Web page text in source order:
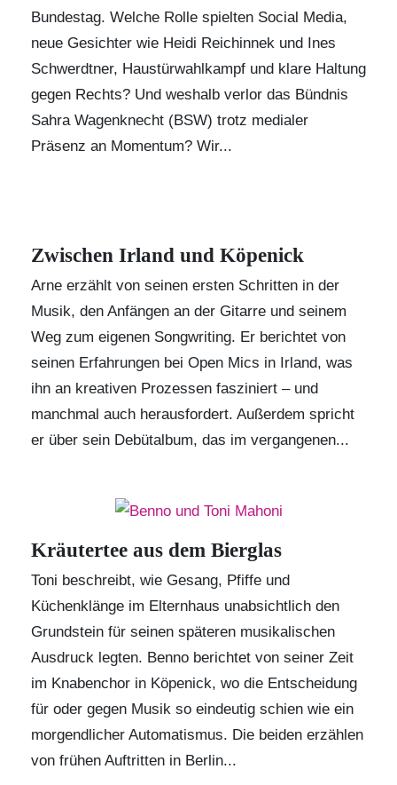
Bundestag. Welche Rolle spielten Social Media,
neue Gesichter wie Heidi Reichinnek und Ines
Schwerdtner, Haustürwahlkampf und klare Haltung
gegen Rechts? Und weshalb verlor das Bündnis
Sahra Wagenknecht (BSW) trotz medialer
Präsenz an Momentum? Wir...
Zwischen Irland und Köpenick
Arne erzählt von seinen ersten Schritten in der
Musik, den Anfängen an der Gitarre und seinem
Weg zum eigenen Songwriting. Er berichtet von
seinen Erfahrungen bei Open Mics in Irland, was
ihn an kreativen Prozessen fasziniert – und
manchmal auch herausfordert. Außerdem spricht
er über sein Debütalbum, das im vergangenen...
Kräutertee aus dem Bierglas
Toni beschreibt, wie Gesang, Pfiffe und
Küchenklänge im Elternhaus unabsichtlich den
Grundstein für seinen späteren musikalischen
Ausdruck legten. Benno berichtet von seiner Zeit
im Knabenchor in Köpenick, wo die Entscheidung
für oder gegen Musik so eindeutig schien wie ein
morgendlicher Automatismus. Die beiden erzählen
von frühen Auftritten in Berlin...